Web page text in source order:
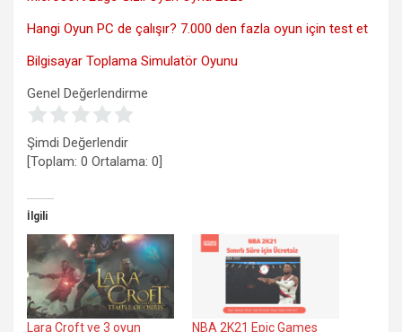
Hangi Oyun PC de çalışır? 7.000 den fazla oyun için test et
Bilgisayar Toplama Simulatör Oyunu
Genel Değerlendirme
Şimdi Değerlendir
[Toplam: 0 Ortalama: 0
İlgili
Lara Croft ve 3 oyun
NBA 2K21 Epic Games